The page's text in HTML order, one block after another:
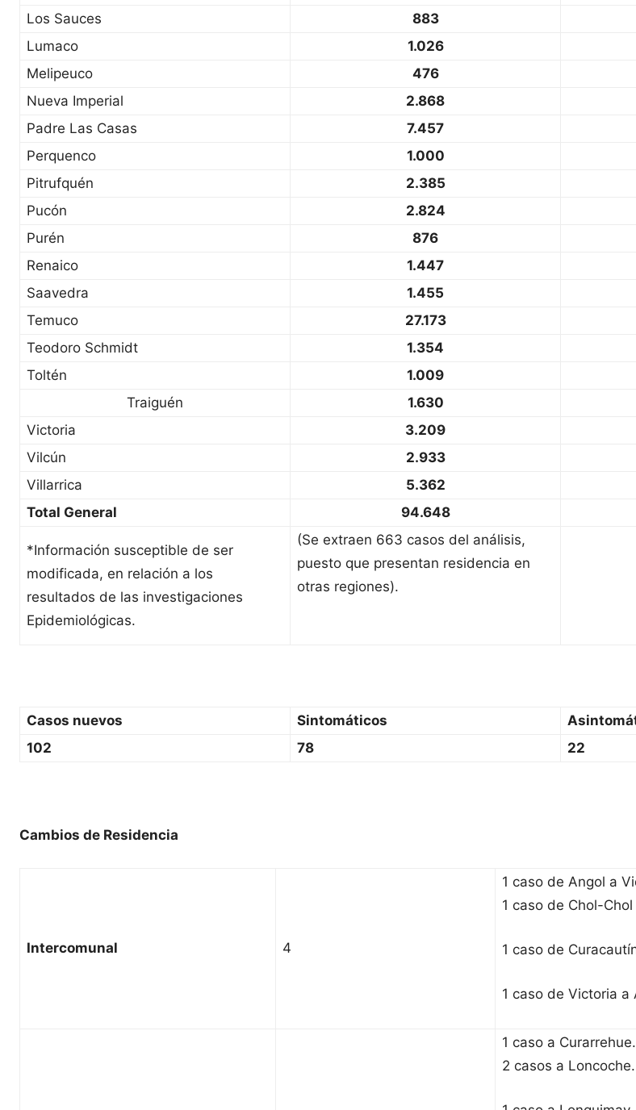
Los Sauces
883
Lumaco
1.026
Melipeuco
476
Nueva Imperial
2.868
Padre Las Casas
7.457
Perquenco
1.000
Pitrufquén
2.385
Pucón
2.824
Purén
876
Renaico
1.447
Saavedra
1.455
Temuco
27.173
Teodoro Schmidt
1.354
Toltén
1.009
Traiguén
1.630
Victoria
3.209
Vilcún
2.933
Villarrica
5.362
Total General
94.648
*Información susceptible de ser
modificada, en relación a los
resultados de las investigaciones
Epidemiológicas.
(Se extraen 663 casos del análisis,
puesto que presentan residencia en
otras regiones).
Casos nuevos Sintomáticos
102
78 22
Cambios de Residencia
Intercomunal 4
1 caso de Angol a
1 caso de Chol-
1 caso de
1 caso de Victoria a
1 caso a Curarrehue.
2 casos a Loncoche.